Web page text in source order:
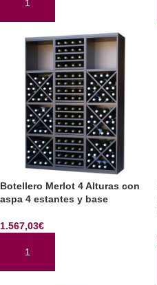
AÑADIR AL CARRITO
Botellero Merlot 4 Alturas con
aspa 4 estantes y base
1.567,03€
AÑADIR AL CARRITO